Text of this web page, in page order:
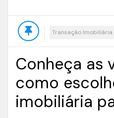
Transação Imobiliária
Conheça as
como
imobiliária